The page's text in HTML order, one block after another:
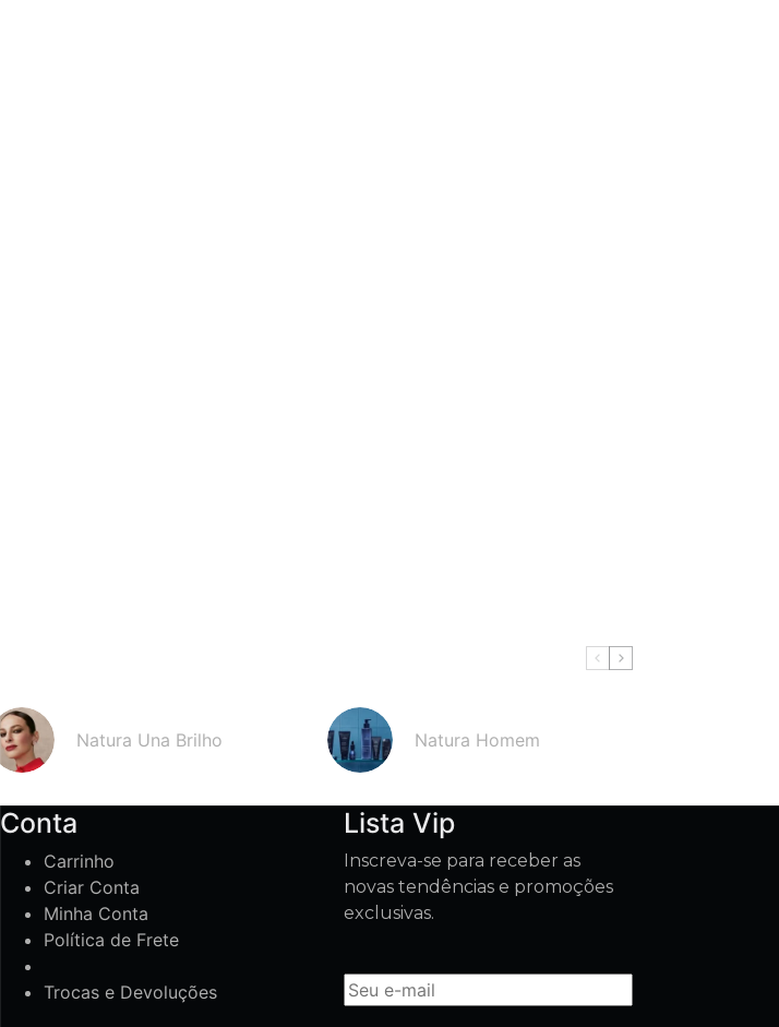
Natura Una Brilho Natura Homem
Conta
Carrinho
Criar Conta
Minha Conta
Política de Frete
Trocas e Devoluções
Lista Vip
Inscreva-se para receber as
novas tendências e promoções
exclusivas.